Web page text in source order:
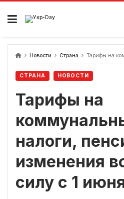
перейти
содержанию
Новости Страна Тарифы на коммунальные,
СТРАНА НОВОСТИ
Тарифы на
налоги,
изменения
силу с 1